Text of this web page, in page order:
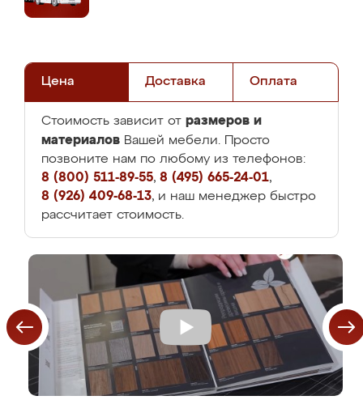
Цена Доставка Оплата
Стоимость зависит от размеров и
материалов Вашей мебели. Просто
позвоните нам по любому из телефонов:
8 (800) 511-89-55, 8 (495) 665-24-01,
8 (926) 409-68-13, и наш менеджер быстро
рассчитает стоимость.